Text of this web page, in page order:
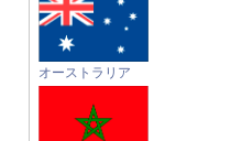
オーストラリア